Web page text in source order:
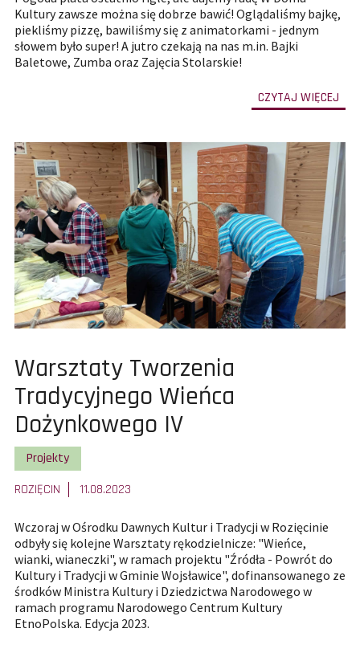
Kultury zawsze można się dobrze bawić! Oglądaliśmy bajkę,
piekliśmy pizzę, bawiliśmy się z animatorkami - jednym
słowem było super! A jutro czekają na nas m.in. Bajki
Baletowe, Zumba oraz Zajęcia Stolarskie!
CZYTAJ WIĘCEJ
z
Pokaż
całą
treść
artykułu:
Warsztaty Tworzenia
Tradycyjnego Wieńca
Dożynkowego IV
Pokaż wszystkie artykuły z kategorii
Projekty
ROZIĘCIN
11.08.2023
Wczoraj w Ośrodku Dawnych Kultur i Tradycji w Rozięcinie
odbyły się kolejne Warsztaty rękodzielnicze: "Wieńce,
wianki, wianeczki", w ramach projektu "Źródła - Powrót do
Kultury i Tradycji w Gminie Wojsławice", dofinansowanego ze
środków Ministra Kultury i Dziedzictwa Narodowego w
ramach programu Narodowego Centrum Kultury
EtnoPolska. Edycja 2023.